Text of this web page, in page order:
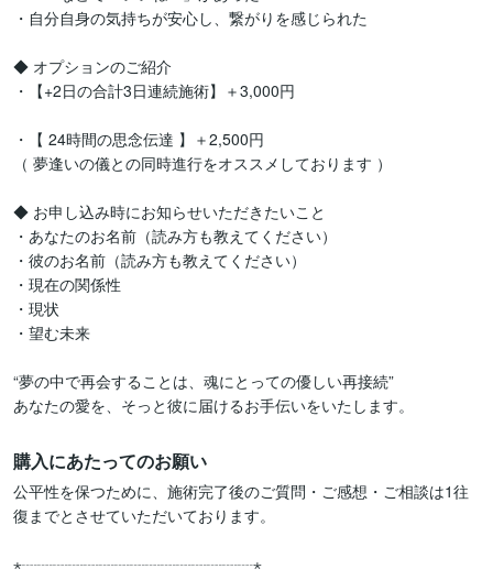
・自分自身の気持ちが安心し、繋がりを感じられた
◆ オプションのご紹介
・【+2日の合計3日連続施術】＋3,000円
・【 24時間の思念伝達 】＋2,500円
（ 夢逢いの儀との同時進行をオススメしております ）
◆ お申し込み時にお知らせいただきたいこと
・あなたのお名前（読み方も教えてください）
・彼のお名前（読み方も教えてください）
・現在の関係性
・現状
・望む未来
“夢の中で再会することは、魂にとっての優しい再接続”
購入にあたってのお願い
公平性を保つために、施術完了後のご質問・ご感想・ご相談は1往
復までとさせていただいております。
⋆┈┈┈┈┈┈┈┈┈┈┈┈┈┈┈⋆